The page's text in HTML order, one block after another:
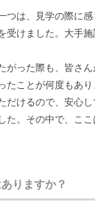
つは、見学の際に
受けました。大手
がった際も、皆さ
たことが何度もあ
だけるので、安心
た。その中で、こ
模感が合っていた
りますか？